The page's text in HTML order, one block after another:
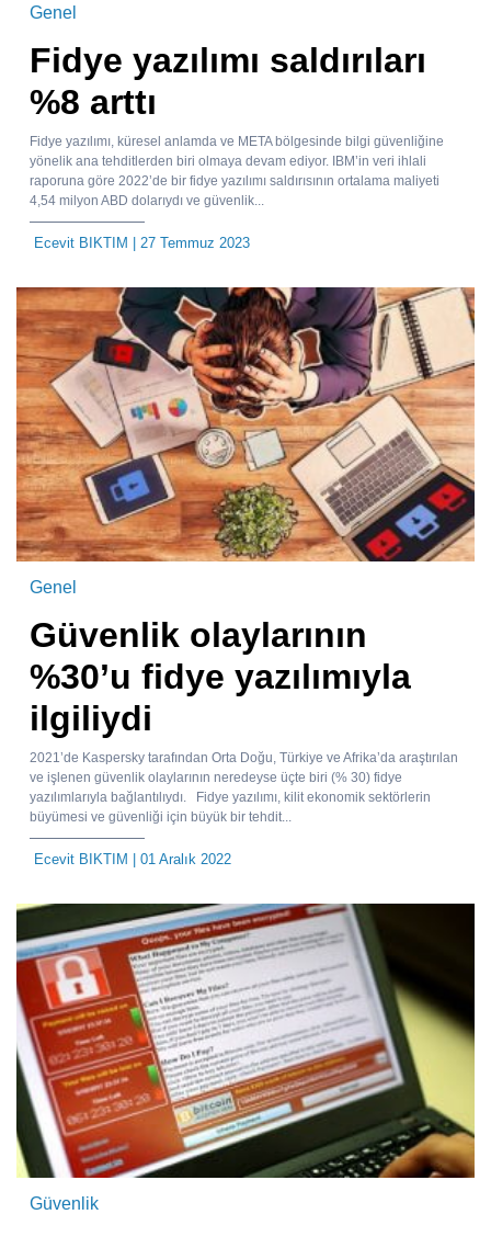
Genel
Fidye yazılımı saldırıları
%8 arttı
Fidye yazılımı, küresel anlamda ve META bölgesinde bilgi güvenliğine
yönelik ana tehditlerden biri olmaya devam ediyor. IBM’in veri ihlali
raporuna göre 2022’de bir fidye yazılımı saldırısının ortalama maliyeti
4,54 milyon ABD dolarıydı ve güvenlik...
Ecevit BIKTIM | 27 Temmuz 2023
Genel
Güvenlik olaylarının
%30’u fidye yazılımıyla
ilgiliydi
2021’de Kaspersky tarafından Orta Doğu, Türkiye ve Afrika’da araştırılan
ve işlenen güvenlik olaylarının neredeyse üçte biri (% 30) fidye
yazılımlarıyla bağlantılıydı. Fidye yazılımı, kilit ekonomik sektörlerin
büyümesi ve güvenliği için büyük bir tehdit...
Ecevit BIKTIM | 01 Aralık 2022
Güvenlik